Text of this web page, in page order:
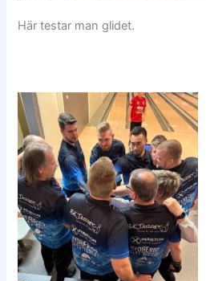
Här testar man glidet.